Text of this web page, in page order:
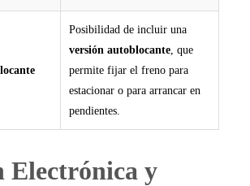
Posibilidad de incluir una
versión autoblocante, que
permite fijar el freno para
estacionar o para arrancar en
pendientes.
Electrónica y